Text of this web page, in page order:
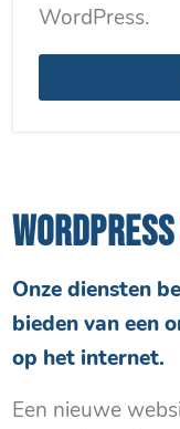
WordPress.
Onze diensten
bieden van een
op het internet.
Een nieuwe